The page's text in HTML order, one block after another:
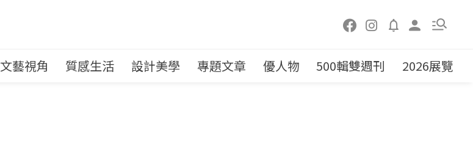
文藝視角 質感生活 設計美學 專題文章 優人物 500輯雙週刊 2026展覽